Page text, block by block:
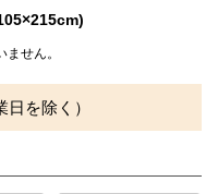
せん。
を除く）